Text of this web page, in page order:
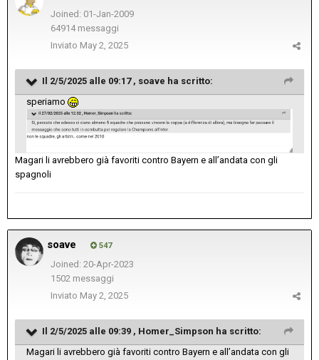
Joined: 01-Jan-2009
64914 messaggi
Inviato May 2, 2025
Il 2/5/2025 alle 09:17 , soave ha scritto:
speriamo
Magari li avrebbero già favoriti contro Bayern e all’andata con gli
spagnoli
soave 547
Joined: 20-Apr-2023
1502 messaggi
Inviato May 2, 2025
Il 2/5/2025 alle 09:39 , Homer_Simpson ha scritto:
Magari li avrebbero già favoriti contro Bayern e all’andata con gli